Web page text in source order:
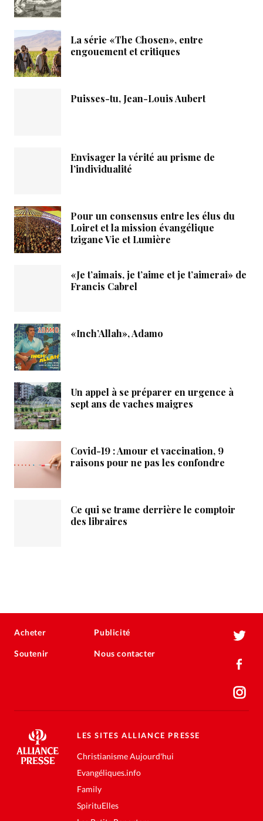
La série «The Chosen», entre
engouement et critiques
Puisses-tu, Jean-Louis Aubert
Envisager la vérité au prisme de
l’individualité
Pour un consensus entre les élus du
Loiret et la mission évangélique
tzigane Vie et Lumière
«Je t’aimais, je t’aime et je t’aimerai» de
Francis Cabrel
«Inch’Allah», Adamo
Un appel à se préparer en urgence à
sept ans de vaches maigres
Covid-19 : Amour et vaccination, 9
raisons pour ne pas les confondre
Ce qui se trame derrière le comptoir
des libraires
Acheter
Soutenir
Publicité
Nous contacter
LES SITES ALLIANCE PRESSE
Christianisme Aujourd'hui
Evangéliques.info
Family
SpirituElles